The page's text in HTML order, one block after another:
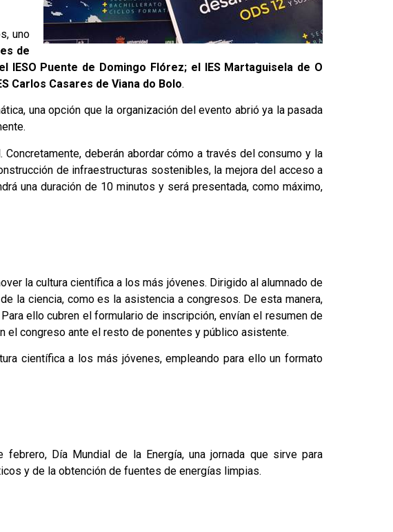
uno
de
Puente de Domingo Flórez; el IES Martaguisela de O
Carlos Casares de Viana do Bolo.
una opción que la organización del evento abrió ya la pasada
deberán abordar cómo a través del consumo y la
de infraestructuras sostenibles, la mejora del acceso a
una duración de 10 minutos y será presentada, como máximo,
la cultura científica a los más jóvenes. Dirigido al alumnado de
la ciencia, como es la asistencia a congresos. De esta manera,
ello cubren el formulario de inscripción, envían el resumen de
el congreso ante el resto de ponentes y público asistente.
científica a los más jóvenes, empleando para ello un formato
Día Mundial de la Energía, una jornada que sirve para
y de la obtención de fuentes de energías limpias.